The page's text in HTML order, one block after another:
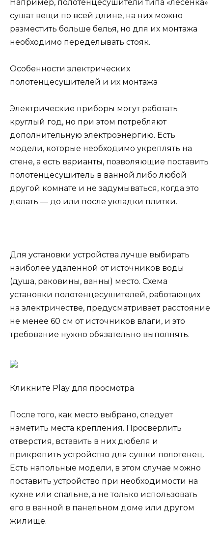
Например, полотенцесушители типа «лесенка»
сушат вещи по всей длине, на них можно
разместить больше белья, но для их монтажа
необходимо переделывать стояк.
Особенности электрических
полотенцесушителей и их монтажа
Электрические приборы могут работать
круглый год, но при этом потребляют
дополнительную электроэнергию. Есть
модели, которые необходимо укреплять на
стене, а есть варианты, позволяющие поставить
полотенцесушитель в ванной либо любой
другой комнате и не задумываться, когда это
делать — до или после укладки плитки.
Для установки устройства лучше выбирать
наиболее удаленной от источников воды
(душа, раковины, ванны) место. Схема
установки полотенцесушителей, работающих
на электричестве, предусматривает расстояние
не менее 60 см от источников влаги, и это
требование нужно обязательно выполнять.
Кликните Play для просмотра
После того, как место выбрано, следует
наметить места крепления. Просверлить
отверстия, вставить в них дюбеля и
прикрепить устройство для сушки полотенец.
Есть напольные модели, в этом случае можно
поставить устройство при необходимости на
кухне или спальне, а не только использовать
его в ванной в панельном доме или другом
жилище.